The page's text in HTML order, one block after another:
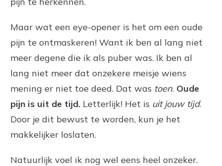
Maar wat een eye-opener is het om een oude
pijn te ontmaskeren! Want ik ben al lang niet
meer degene die ik als puber was. Ik ben al
lang niet meer dat onzekere meisje wiens
mening er niet toe deed. Dat was toen. Oude
pijn is uit de tijd. Letterlijk! Het is uit jouw tijd.
Door je dit bewust te worden, kun je het
makkelijker loslaten.
Natuurlijk voel ik nog wel eens heel onzeker.